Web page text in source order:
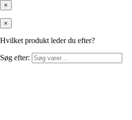
×
×
Hvilket produkt leder du efter?
Søg efter: